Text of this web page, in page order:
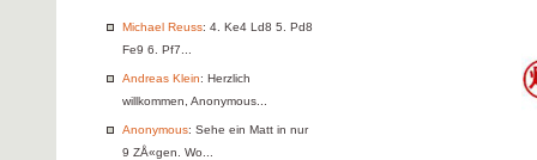
Michael Reuss: 4. Ke4 Ld8 5. Pd8
Fe9 6. Pf7...
Andreas Klein: Herzlich
willkommen, Anonymous...
Anonymous: Sehe ein Matt in nur
9 ZÅ«gen. Wo...